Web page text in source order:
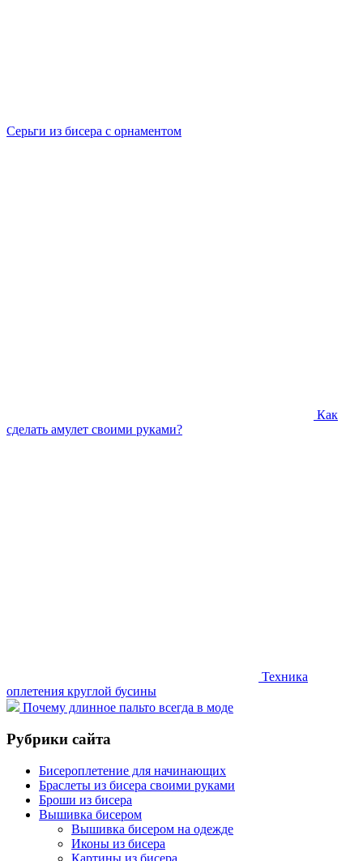
Серьги из бисера с орнаментом
Как
сделать амулет своими руками?
Техника
оплетения круглой бусины
Почему длинное пальто всегда в моде
Рубрики сайта
Бисероплетение для начинающих
Браслеты из бисера своими руками
Броши из бисера
Вышивка бисером
Вышивка бисером на одежде
Иконы из бисера
Картины из бисера